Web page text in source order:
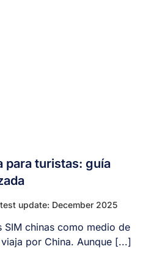
para turistas: guía
update: December 2025
SIM chinas como medio de
por China. Aunque [...]